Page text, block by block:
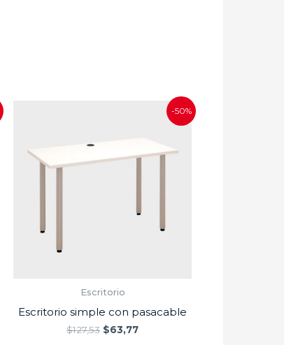
-50%
Escritorio
Escritorio simple con pasacable
$127,53 $63,77